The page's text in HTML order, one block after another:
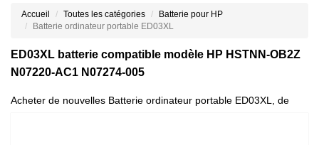
Accueil Toutes les catégories
Batterie pour HP
Batterie ordinateur portable ED03XL
ED03XL batterie compatible modèle HP HSTNN-OB2Z
N07220-AC1 N07274-005
Acheter de nouvelles Batterie ordinateur portable ED03XL, de